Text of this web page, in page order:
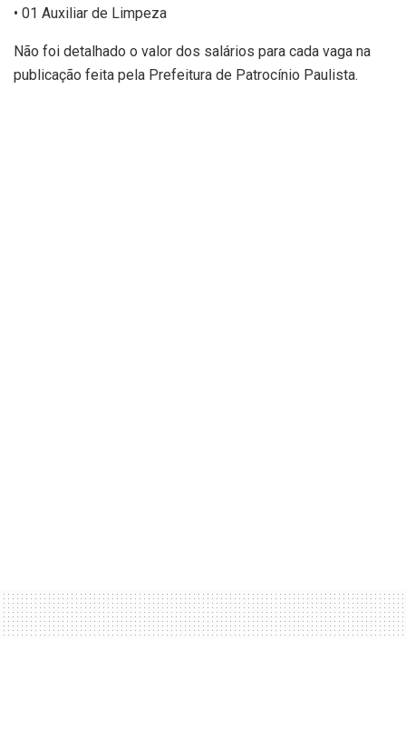
• 01 Auxiliar de Limpeza
Não foi detalhado o valor dos salários para cada vaga na
publicação feita pela Prefeitura de Patrocínio Paulista.